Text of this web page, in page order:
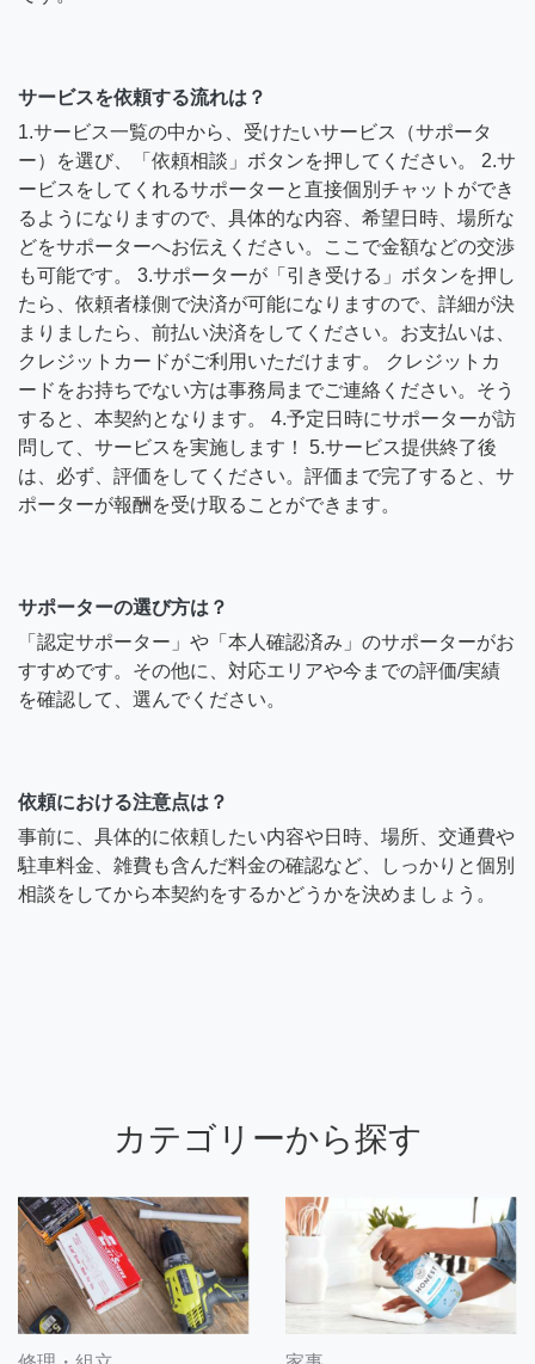
サービスを依頼する流れは？
1.サービス一覧の中から、受けたいサービス（サポータ
ー）を選び、「依頼相談」ボタンを押してください。 2.サ
ービスをしてくれるサポーターと直接個別チャットができ
るようになりますので、具体的な内容、希望日時、場所な
どをサポーターへお伝えください。ここで金額などの交渉
も可能です。 3.サポーターが「引き受ける」ボタンを押し
たら、依頼者様側で決済が可能になりますので、詳細が決
まりましたら、前払い決済をしてください。お支払いは、
クレジットカードがご利用いただけます。 クレジットカ
ードをお持ちでない方は事務局までご連絡ください。そう
すると、本契約となります。 4.予定日時にサポーターが訪
問して、サービスを実施します！ 5.サービス提供終了後
は、必ず、評価をしてください。評価まで完了すると、サ
ポーターが報酬を受け取ることができます。
サポーターの選び方は？
「認定サポーター」や「本人確認済み」のサポーターがお
すすめです。その他に、対応エリアや今までの評価/実績
を確認して、選んでください。
依頼における注意点は？
事前に、具体的に依頼したい内容や日時、場所、交通費や
駐車料金、雑費も含んだ料金の確認など、しっかりと個別
相談をしてから本契約をするかどうかを決めましょう。
カテゴリーから探す